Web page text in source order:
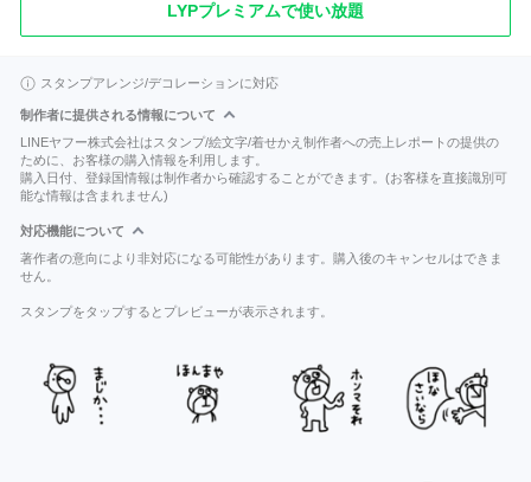
LYPプレミアムで使い放題
スタンプアレンジ/デコレーションに対応
制作者に提供される情報について
LINEヤフー株式会社はスタンプ/絵文字/着せかえ制作者への売上レポートの提供の
ために、お客様の購入情報を利用します。
購入日付、登録国情報は制作者から確認することができます。(お客様を直接識別可
能な情報は含まれません)
対応機能について
著作者の意向により非対応になる可能性があります。購入後のキャンセルはできま
せん。
スタンプをタップするとプレビューが表示されます。